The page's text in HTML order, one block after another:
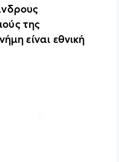
της
είναι εθνική